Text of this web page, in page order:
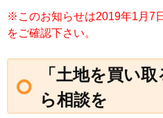
※このお知らせは2019年1月7
をご確認下さい。
「土地を買い
ら相談を